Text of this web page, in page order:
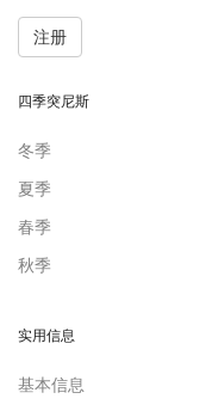
注册
四季突尼斯
冬季
夏季
春季
秋季
实用信息
基本信息